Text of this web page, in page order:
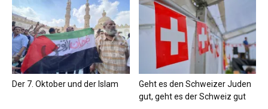
Der 7. Oktober und der Islam
Geht es den Schweizer Juden
gut, geht es der Schweiz gut